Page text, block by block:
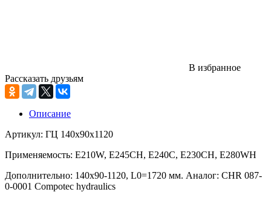
В избранное
Рассказать друзьям
Описание
Артикул: ГЦ 140х90х1120
Применяемость: E210W, E245CH, E240C, E230CH, E280WH
Дополнительно: 140х90-1120, L0=1720 мм. Аналог: CHR 087-
0-0001 Compotec hydraulics